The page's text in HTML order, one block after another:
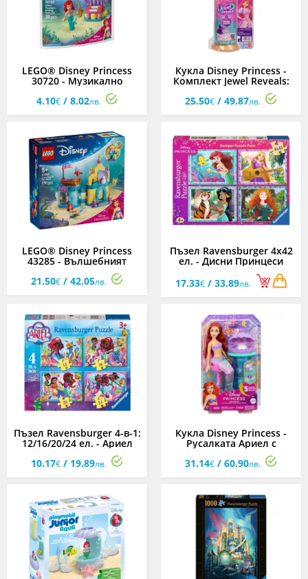
LEGO® Disney Princess
30720 - Музикално
забавление за рожден
ден с Ариел и Флаундър
4.10€ / 8.02лв.
Кукла Disney Princess -
Комплект Jewel Reveals:
25.50€ / 49.87лв.
LEGO® Disney Princess
43285 - Вълшебният
минидворец на Ариел
21.50€ / 42.05лв.
Пъзел Ravensburger 4x42
ел. - Дисни Принцеси
17.33€/ 33.89лв.
Пъзел Ravensburger 4-в-1:
12/16/20/24 ел. - Ариел
10.17€ / 19.89лв.
Кукла Disney Princess -
Русалката Ариел с
31.14€ / 60.90лв.